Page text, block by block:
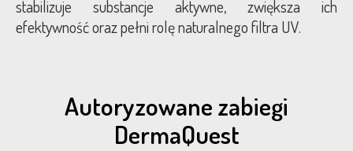
stabilizuje substancje aktywne, zwiększa ich
efektywność oraz pełni rolę naturalnego filtra UV.
Autoryzowane zabiegi
DermaQuest